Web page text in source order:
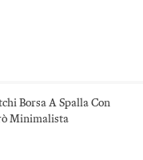
Borsa A Spalla Con
Minimalista